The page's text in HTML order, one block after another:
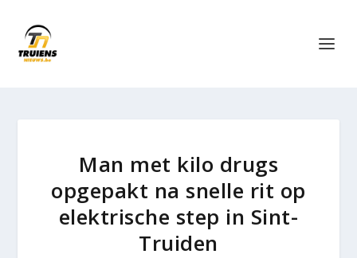
Man met kilo drugs
opgepakt na snelle rit op
elektrische step in Sint-
Truiden